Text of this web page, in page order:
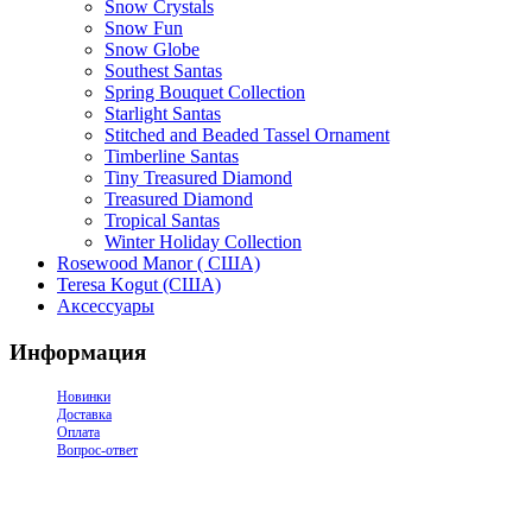
Snow Crystals
Snow Fun
Snow Globe
Southest Santas
Spring Bouquet Collection
Starlight Santas
Stitched and Beaded Tassel Ornament
Timberline Santas
Tiny Treasured Diamond
Treasured Diamond
Tropical Santas
Winter Holiday Collection
Rosewood Manor ( США)
Teresa Kogut (США)
Аксессуары
Информация
Новинки
Доставка
Оплата
Вопрос-ответ